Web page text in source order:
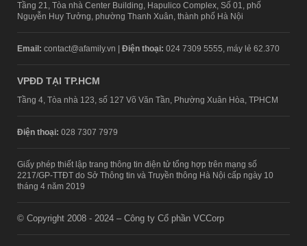
Tầng 21, Tòa nhà Center Building, Hapulico Complex, Số 01, phố
Nguyễn Huy Tưởng, phường Thanh Xuân, thành phố Hà Nội
Email: contact@afamily.vn | Điện thoại: 024 7309 5555, máy lẻ 62.370
VPĐD TẠI TP.HCM
Tầng 4, Tòa nhà 123, số 127 Võ Văn Tần, Phường Xuân Hòa, TPHCM
Điện thoại: 028 7307 7979
Giấy phép thiết lập trang thông tin điện tử tổng hợp trên mạng số
2217/GP-TTĐT do Sở Thông tin và Truyền thông Hà Nội cấp ngày 10
tháng 4 năm 2019
© Copyright 2008 - 2024 – Công ty Cổ phần VCCorp